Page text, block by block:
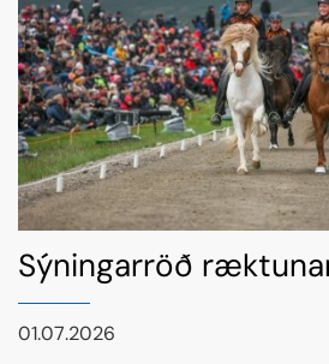
Sýningarröð
01.07.2026